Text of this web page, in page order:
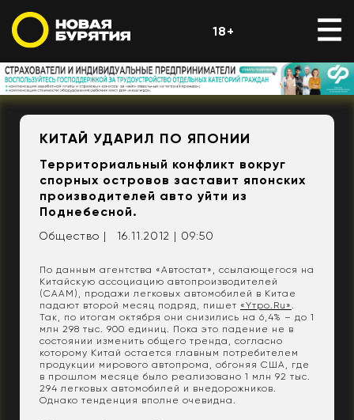
18+
КИТАЙ УДАРИЛ ПО ЯПОНИИ
Территориальный конфликт вокруг
спорных островов заставит японских
производителей авто уйти из
Поднебесной.
Общество | 16.11.2012 | 09:50
По данным агентства «Автостат», ссылающегося на
Китайскую ассоциацию автопроизводителей
(СААМ), продажи легковых автомобилей в Китае
падают второй месяц подряд, пишет «Yтро.Ru».
Так, по итогам октября они снизились на 6,4% – до 1
млн 298 тыс. 900 единиц. Пока это падение не в
состоянии изменить общего тренда, согласно
которому Китай остается главным потребителем
продукции мирового автопрома, обгоняя США, где
в прошлом месяце было реализовано 1 млн 92 тыс.
294 легковых автомобилей и внедорожников.
Однако тенденция вполне очевидна.